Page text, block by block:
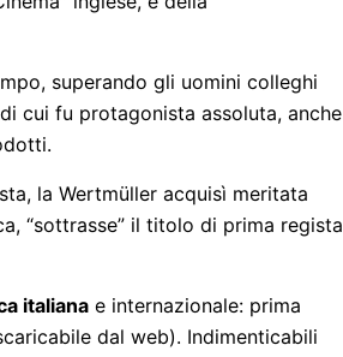
superando gli uomini colleghi
cui fu protagonista assoluta, anche
la Wertmüller acquisì meritata
“sottrasse” il titolo di prima regista
italiana e internazionale: prima
dal web). Indimenticabili